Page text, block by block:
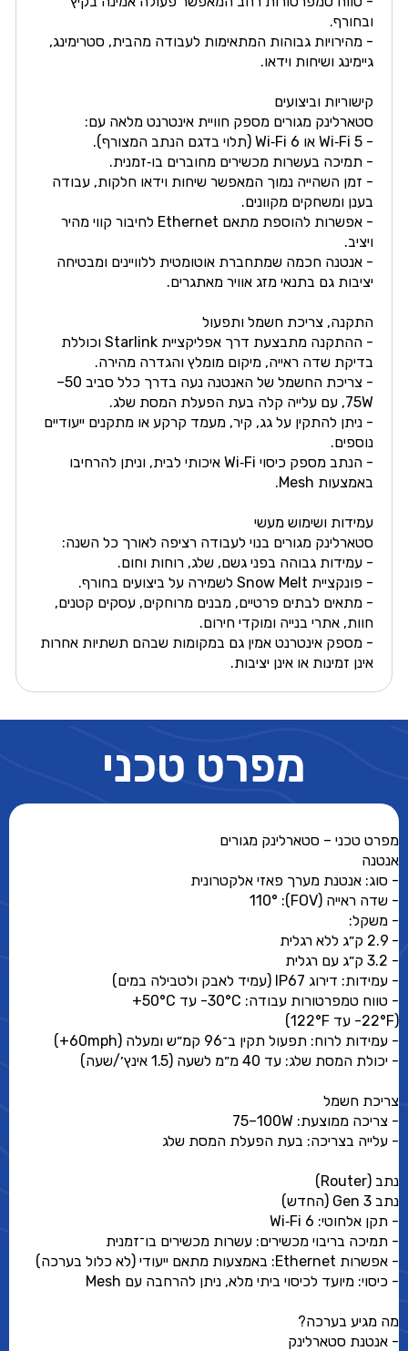
ובחורף.
- מהירויות גבוהות המתאימות לעבודה מהבית, סטרימינג,
גיימינג ושיחות וידאו.
קישוריות וביצועים
סטארלינק מגורים מספק חוויית אינטרנט מלאה עם:
- Wi‑Fi 5 או Wi‑Fi 6 (תלוי בדגם הנתב המצורף).
- תמיכה בעשרות מכשירים מחוברים בו‑זמנית.
- זמן השהייה נמוך המאפשר שיחות וידאו חלקות, עבודה
בענן ומשחקים מקוונים.
- אפשרות להוספת מתאם Ethernet לחיבור קווי מהיר
ויציב.
- אנטנה חכמה שמתחברת אוטומטית ללוויינים ומבטיחה
יציבות גם בתנאי מזג אוויר מאתגרים.
התקנה, צריכת חשמל ותפעול
- ההתקנה מתבצעת דרך אפליקציית Starlink וכוללת
בדיקת שדה ראייה, מיקום מומלץ והגדרה מהירה.
- צריכת החשמל של האנטנה נעה בדרך כלל סביב 50–
75W, עם עלייה קלה בעת הפעלת המסת שלג.
- ניתן להתקין על גג, קיר, מעמד קרקע או מתקנים ייעודיים
נוספים.
- הנתב מספק כיסוי Wi‑Fi איכותי לבית, וניתן להרחיבו
באמצעות Mesh.
עמידות ושימוש מעשי
סטארלינק מגורים בנוי לעבודה רציפה לאורך כל השנה:
- עמידות גבוהה בפני גשם, שלג, רוחות וחום.
- פונקציית Snow Melt לשמירה על ביצועים בחורף.
- מתאים לבתים פרטיים, מבנים מרוחקים, עסקים קטנים,
חוות, אתרי בנייה ומוקדי חירום.
- מספק אינטרנט אמין גם במקומות שבהם תשתיות אחרות
אינן זמינות או אינן יציבות.
מפרט טכני
מפרט טכני – סטארלינק מגורים
אנטנה
- סוג: אנטנת מערך פאזי אלקטרונית
- שדה ראייה (FOV): ‎110°
- משקל:
- 2.9 ק״ג ללא רגלית
- 3.2 ק״ג עם רגלית
- עמידות: דירוג IP67 (עמיד לאבק ולטבילה במים)
- טווח טמפרטורות עבודה: ‎30°C- עד ‎50°C+
(‎22°F- עד ‎122°F)
- עמידות לרוח: תפעול תקין ב־96 קמ״ש ומעלה (60mph+)
- יכולת המסת שלג: עד 40 מ״מ לשעה (1.5 אינץ׳/שעה)
צריכת חשמל
- צריכה ממוצעת: ‎75–100W
- עלייה בצריכה: בעת הפעלת המסת שלג
נתב (Router)
נתב Gen 3 (החדש)
- תקן אלחוטי: Wi‑Fi 6
- תמיכה בריבוי מכשירים: עשרות מכשירים בו־זמנית
- אפשרות Ethernet: באמצעות מתאם ייעודי (לא כלול בערכה)
- כיסוי: מיועד לכיסוי ביתי מלא, ניתן להרחבה עם Mesh
מה מגיע בערכה?
- אנטנת סטארלינק